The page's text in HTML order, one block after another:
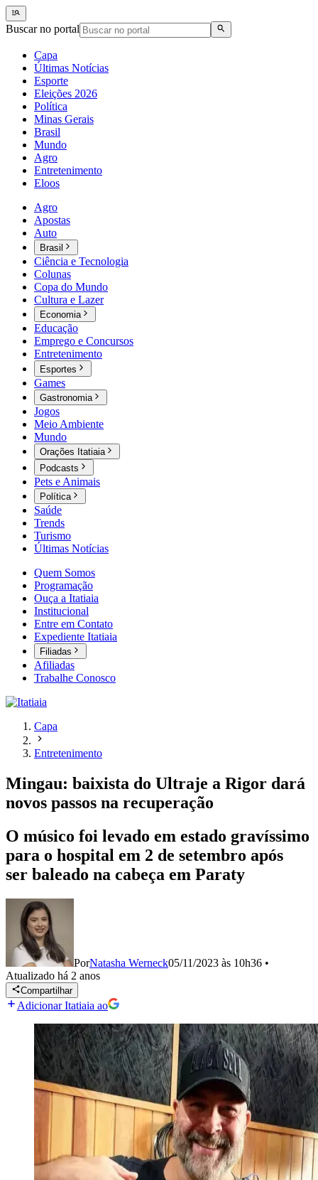
Buscar no portal
Capa
Últimas Notícias
Esporte
Eleições 2026
Política
Minas Gerais
Brasil
Mundo
Agro
Entretenimento
Eloos
Agro
Apostas
Auto
Brasil
Ciência e Tecnologia
Colunas
Copa do Mundo
Cultura e Lazer
Economia
Educação
Emprego e Concursos
Entretenimento
Esportes
Games
Gastronomia
Jogos
Meio Ambiente
Mundo
Orações Itatiaia
Podcasts
Pets e Animais
Política
Saúde
Trends
Turismo
Últimas Notícias
Quem Somos
Programação
Ouça a Itatiaia
Institucional
Entre em Contato
Expediente Itatiaia
Filiadas
Afiliadas
Trabalhe Conosco
Capa
Entretenimento
Mingau: baixista do Ultraje a Rigor dará
novos passos na recuperação
O músico foi levado em estado gravíssimo
para o hospital em 2 de setembro após
ser baleado na cabeça em Paraty
PorNatasha Werneck05/11/2023 às 10h36 •
Atualizado há 2 anos
Compartilhar
Adicionar Itatiaia ao